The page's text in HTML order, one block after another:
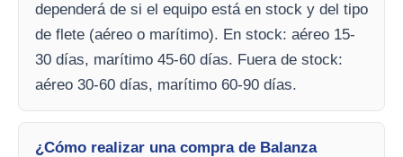
dependerá de si el equipo está en stock y del tipo
de flete (aéreo o marítimo). En stock: aéreo 15-
30 días, marítimo 45-60 días. Fuera de stock:
aéreo 30-60 días, marítimo 60-90 días.
¿Cómo realizar una compra de Balanza